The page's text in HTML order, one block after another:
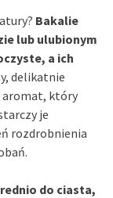
Bakalie
lub ulubionym
a ich
delikatnie
aromat, który
je
rozdrobnienia
do ciasta,